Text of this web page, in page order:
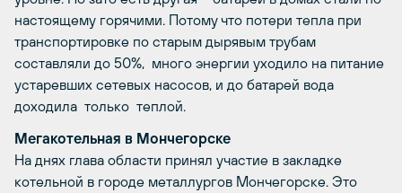
настоящему горячими. Потому что потери тепла при
транспортировке по старым дырявым трубам
составляли до 50%, много энергии уходило на питание
устаревших сетевых насосов, и до батарей вода
доходила только теплой.
Мегакотельная в Мончегорске
На днях глава области принял участие в закладке
котельной в городе металлургов Мончегорске. Это